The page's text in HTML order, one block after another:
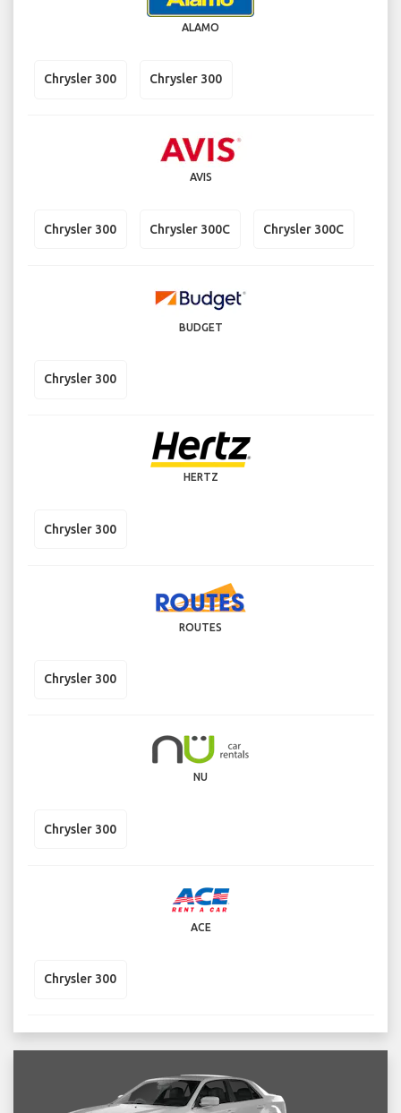
ALAMO
Chrysler 300 Chrysler 300
AVIS
Chrysler 300 Chrysler 300C Chrysler 300C
BUDGET
Chrysler 300
HERTZ
Chrysler 300
ROUTES
Chrysler 300
NU
Chrysler 300
ACE
Chrysler 300